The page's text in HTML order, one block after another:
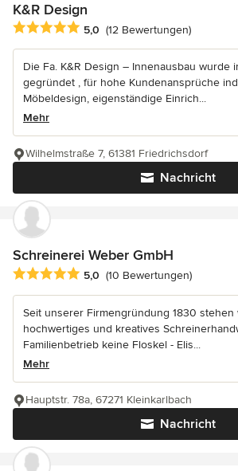
K&R Design
Durchschnittliche Bewertung: 5 von 5
5,0 (12 Bewertungen)
Die Fa. K&R Design – Innenausbau wurde
gegründet , für hohe Kundenansprüche
Möbeldesign, eigenständige Einrich...
Mehr
Nachricht
Wilhelmstraße 7, 61381 Friedrichsdorf
Schreinerei Weber GmbH
Durchschnittliche Bewertung: 5 von 5
5,0 (10 Bewertungen)
Seit unserer Firmengründung 1830 stehen
hochwertiges und kreatives
Familienbetrieb keine Floskel - Elis...
Mehr
Nachricht
Hauptstr. 78a, 67271 Kleinkarlbach